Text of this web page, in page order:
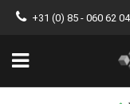
+31 (0) 85 - 060 62 04